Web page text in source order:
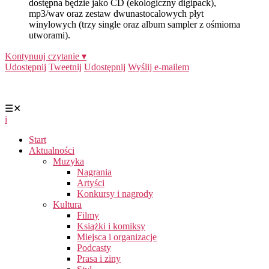
dostępna będzie jako CD (ekologiczny digipack),
mp3/wav oraz zestaw dwunastocalowych płyt
winylowych (trzy single oraz album sampler z ośmioma
utworami).
Kontynuuj czytanie ▾
Udostępnij Tweetnij Udostępnij Wyślij e-mailem
☰✕
i
Start
Aktualności
Muzyka
Nagrania
Artyści
Konkursy i nagrody
Kultura
Filmy
Książki i komiksy
Miejsca i organizacje
Podcasty
Prasa i ziny